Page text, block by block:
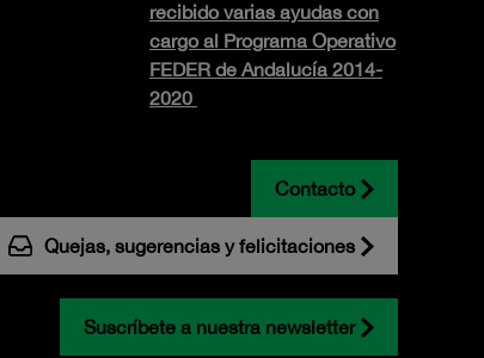
recibido varias ayudas con
cargo al Programa Operativo
FEDER de Andalucía 2014-
2020
Contacto
Quejas, sugerencias y felicitaciones
Suscríbete a nuestra newsletter